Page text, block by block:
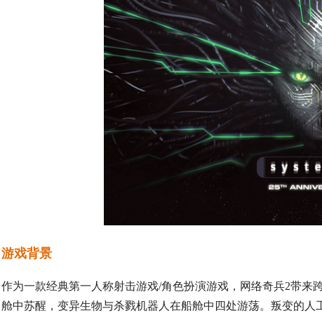
游戏背景
作为一款经典第一人称射击游戏/角色扮演游戏，网络奇兵2带
舱中苏醒，变异生物与杀戮机器人在船舱中四处游荡。叛变的